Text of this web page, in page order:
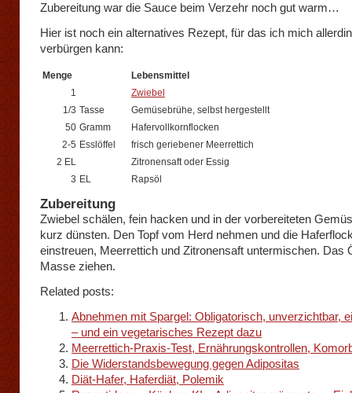
Zubereitung war die Sauce beim Verzehr noch gut warm…
Hier ist noch ein alternatives Rezept, für das ich mich
verbürgen kann:
Menge
Lebensmittel
1
Zwiebel
1/3 Tasse
Gemüsebrühe, selbst hergestellt
50 Gramm
Hafervollkornflocken
2-5 Esslöffel
frisch geriebener Meerrettich
2 EL
Zitronensaft oder Essig
3 EL Rapsöl
Zubereitung
Zwiebel schälen, fein hacken und in der vorbereiteten
kurz dünsten. Den Topf vom Herd nehmen und die
einstreuen, Meerrettich und Zitronensaft untermischen. Das
Masse ziehen.
Related posts:
Abnehmen mit Spargel: Obligatorisch, unverzichtbar,
– und ein vegetarisches Rezept dazu
Meerrettich-Praxis-Test, Ernährungskontrollen,
Die Widerstandsbewegung gegen Adipositas
Diät-Hafer, Haferdiät, Polemik